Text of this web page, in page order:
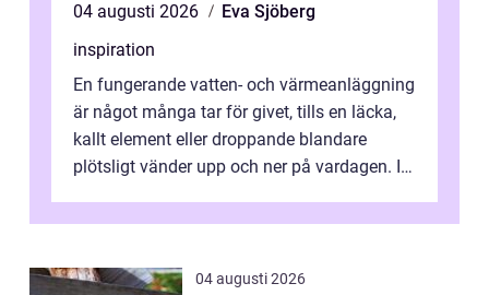
04 augusti 2026
Eva Sjöberg
inspiration
En fungerande vatten- och värmeanläggning
är något många tar för givet, tills en läcka,
kallt element eller droppande blandare
plötsligt vänder upp och ner på vardagen. I
04 augusti 2026